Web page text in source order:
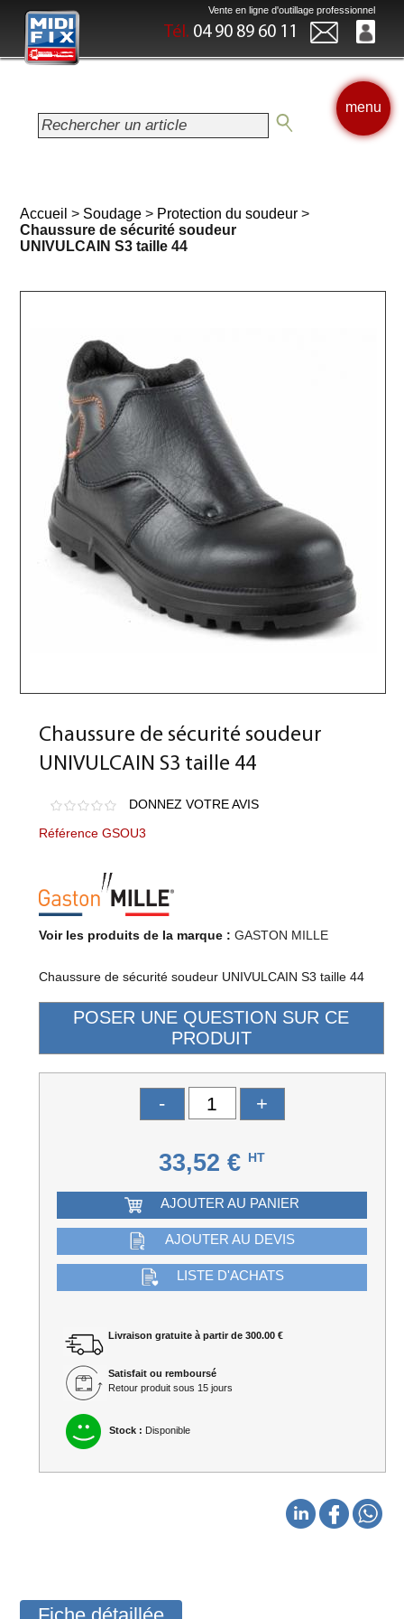
Vente en ligne d'outillage professionnel
Tél. 04 90 89 60 11
menu
Accueil > Soudage > Protection du soudeur >
Chaussure de sécurité soudeur
UNIVULCAIN S3 taille 44
Chaussure de sécurité soudeur
UNIVULCAIN S3 taille 44
DONNEZ VOTRE AVIS
Référence GSOU3
Voir les produits de la marque : GASTON MILLE
Chaussure de sécurité soudeur UNIVULCAIN S3 taille 44
- +
33,52 € HT
AJOUTER AU PANIER
AJOUTER AU DEVIS
LISTE D'ACHATS
Livraison gratuite à partir de 300.00 €
Satisfait ou remboursé
Retour produit sous 15 jours
Stock : Disponible